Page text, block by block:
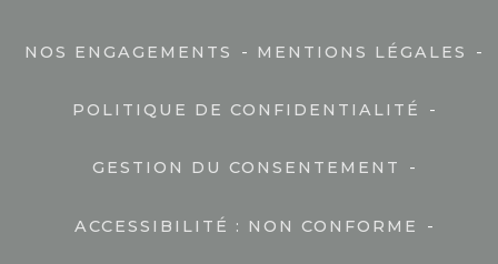
NOS ENGAGEMENTS - MENTIONS LÉGALES -
POLITIQUE DE CONFIDENTIALITÉ -
GESTION DU CONSENTEMENT -
ACCESSIBILITÉ : NON CONFORME -